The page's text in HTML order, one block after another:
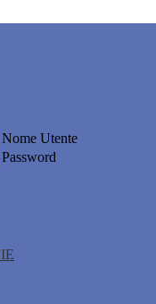
Nome Utente
Password